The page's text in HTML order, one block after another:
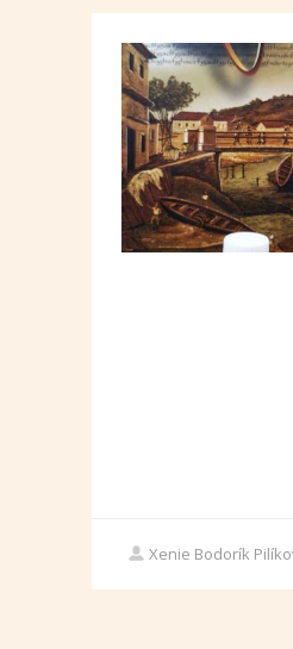
Xenie Bodorík